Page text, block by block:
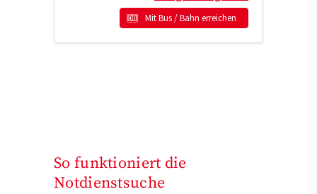
Mit Bus / Bahn erreichen
So funktioniert die
Notdienstsuche